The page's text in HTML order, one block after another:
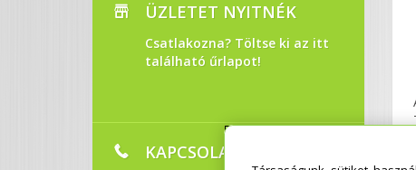
ÜZLETET NYITNÉK
Csatlakozna? Töltse ki az itt
található űrlapot!
KAPCSOLAT